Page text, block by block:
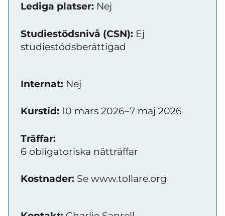
Lediga platser: Nej
Studiestödsnivå (CSN): Ej
studiestödsberättigad
Internat: Nej
Kurstid: 10 mars 2026–7 maj 2026
Träffar:
6 obligatoriska nätträffar
Kostnader: Se www.tollare.org